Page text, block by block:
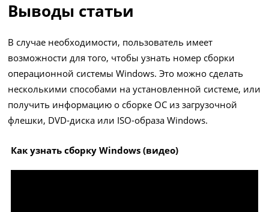
Выводы статьи
В случае необходимости, пользователь имеет
возможности для того, чтобы узнать номер сборки
операционной системы Windows. Это можно сделать
несколькими способами на установленной системе, или
получить информацию о сборке ОС из загрузочной
флешки, DVD-диска или ISO-образа Windows.
Как узнать сборку Windows (видео)